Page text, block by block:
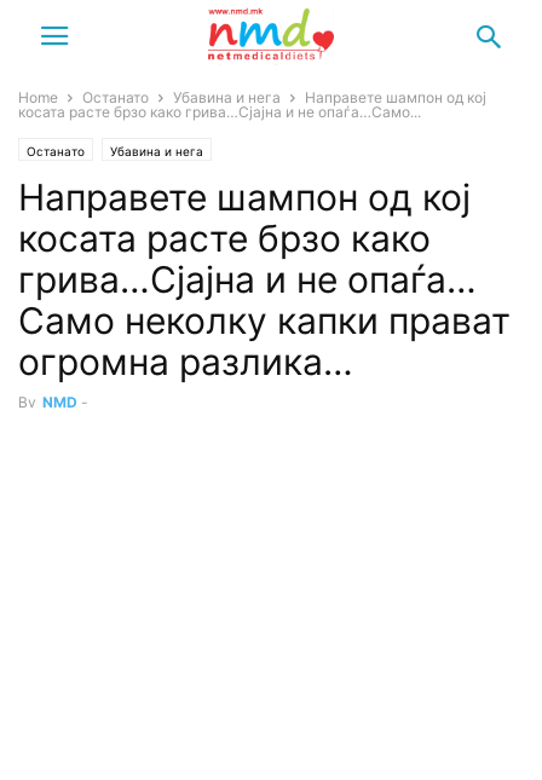
Home Останато Убавина и нега
Направете шампон од кој
косата расте брзо како грива…Сјајна и не опаѓа…Само...
Останато Убавина и нега
Направете шампон од кој
косата расте брзо како
грива…Сјајна и не опаѓа…
Само неколку капки прават
огромна разлика…
By NMD -